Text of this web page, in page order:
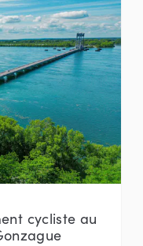
cycliste au